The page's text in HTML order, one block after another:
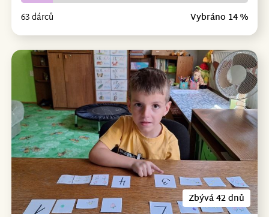
63 dárců Vybráno 14 %
Zbývá 42 dnů